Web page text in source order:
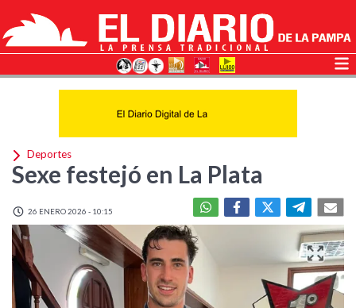
Deportes
Sexe festejó en La Plata
26 ENERO 2026 - 10:15